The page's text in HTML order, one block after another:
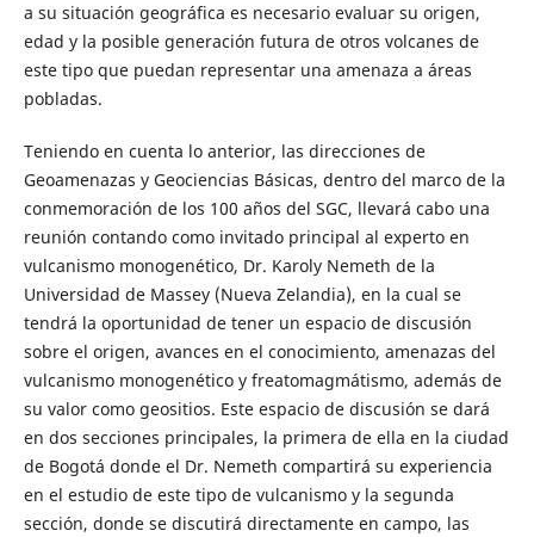
a su situación geográfica es necesario evaluar su origen,
edad y la posible generación futura de otros volcanes de
este tipo que puedan representar una amenaza a áreas
pobladas.
Teniendo en cuenta lo anterior, las direcciones de
Geoamenazas y Geociencias Básicas, dentro del marco de la
conmemoración de los 100 años del SGC, llevará cabo una
reunión contando como invitado principal al experto en
vulcanismo monogenético, Dr. Karoly Nemeth de la
Universidad de Massey (Nueva Zelandia), en la cual se
tendrá la oportunidad de tener un espacio de discusión
sobre el origen, avances en el conocimiento, amenazas del
vulcanismo monogenético y freatomagmátismo, además de
su valor como geositios. Este espacio de discusión se dará
en dos secciones principales, la primera de ella en la ciudad
de Bogotá donde el Dr. Nemeth compartirá su experiencia
en el estudio de este tipo de vulcanismo y la segunda
sección, donde se discutirá directamente en campo, las